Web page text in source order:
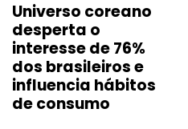
Universo coreano
desperta o
interesse de 76%
dos brasileiros e
influencia hábitos
de consumo